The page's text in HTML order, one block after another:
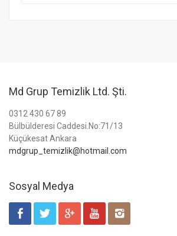
Md Grup Temizlik Ltd. Şti.
0312 430 67 89
Bülbülderesi Caddesi.No:71/13
Küçükesat Ankara
mdgrup_temizlik@hotmail.com
Sosyal Medya